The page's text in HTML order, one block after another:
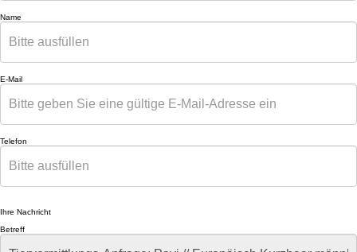
Name
E-Mail
Telefon
Ihre Nachricht
Betreff